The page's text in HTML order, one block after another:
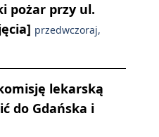
pożar przy ul.
przedwczoraj,
lekarską
do Gdańska i